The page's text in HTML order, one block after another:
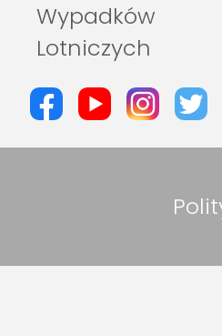
Wypadków
Lotniczych